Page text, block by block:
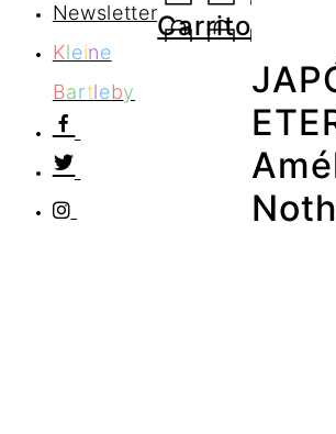
Newsletter
Kleine
Bartleby
Carrito